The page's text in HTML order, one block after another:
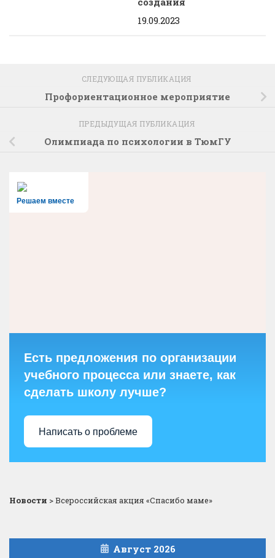
19.09.2023
СЛЕДУЮЩАЯ ПУБЛИКАЦИЯ
Профориентационное мероприятие
ПРЕДЫДУЩАЯ ПУБЛИКАЦИЯ
Олимпиада по психологии в ТюмГУ
Решаем вместе
Есть предложения по организации
учебного процесса или знаете, как
сделать школу лучше?
Написать о проблеме
Новости >Всероссийская акция «Спасибо маме»
Август 2026